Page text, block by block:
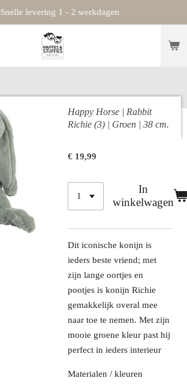
Snelle levering 1 - 2 werkdagen
Happy Horse | Rabbit
Richie (3) | Groen | 38 cm.
€ 19,99
In
winkelwagen
Dit iconische konijn is
ieders beste vriend; met
zijn lange oortjes en
pootjes is konijn Richie
gemakkelijk overal mee
naar toe te nemen. Met zijn
mooie groene kleur past hij
perfect in ieders interieur
Materialen / kleuren